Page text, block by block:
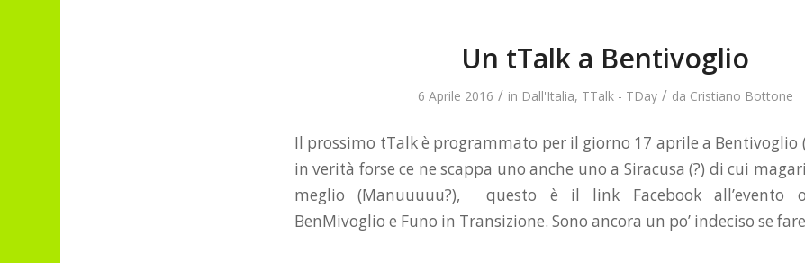
Un tTalk a Bentivoglio
6 Aprile 2016 / in Dall'Italia, TTalk - TDay / da Cristiano Bottone
Il prossimo tTalk è programmato per il giorno 17 aprile a Bentivoglio
in verità forse ce ne scappa uno anche uno a Siracusa (?) di cui
meglio (Manuuuuu?), questo è il link Facebook all’evento
BenMivoglio e Funo in Transizione. Sono ancora un po’ indeciso se